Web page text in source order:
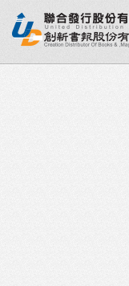
榜 出版社專區